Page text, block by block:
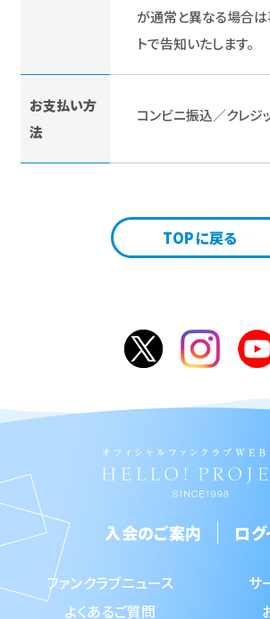
が通常と異なる場合
トで告知いたします。
お支払い方
法
コンビニ振込／クレジ
TOPに戻る
入会のご案内 ロ
ファンクラブニュース
サ
よくあるご質問